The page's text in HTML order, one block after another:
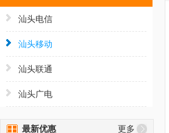
汕头电信
汕头移动
汕头联通
汕头广电
最新优惠 更多